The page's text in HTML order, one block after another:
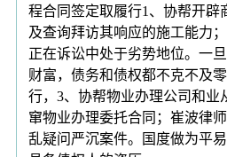
程合同签定取履行1、协帮开辟
及查询拜访其响应的施工能力
正在诉讼中处于劣势地位。一
财富，债务和债权都不克不及
行，3、协帮物业办理公司和业
窜物业办理委托合同；崔波律
乱疑问严沉案件。国度做为平